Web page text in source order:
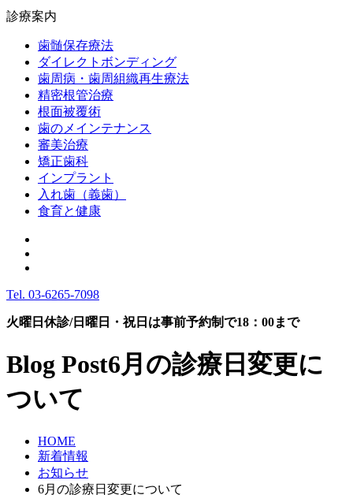
診療案内
歯髄保存療法
ダイレクトボンディング
歯周病・歯周組織再生療法
精密根管治療
根面被覆術
歯のメインテナンス
審美治療
矯正歯科
インプラント
入れ歯（義歯）
食育と健康
Tel. 03-6265-7098
火曜日休診/日曜日・祝日は事前予約制で18：00まで
Blog Post6月の診療日変更に
ついて
HOME
新着情報
お知らせ
6月の診療日変更について